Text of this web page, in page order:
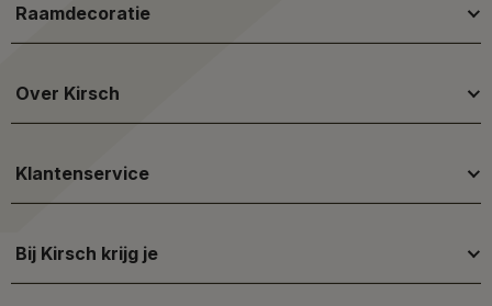
Raamdecoratie
Over Kirsch
Klantenservice
Bij Kirsch krijg je